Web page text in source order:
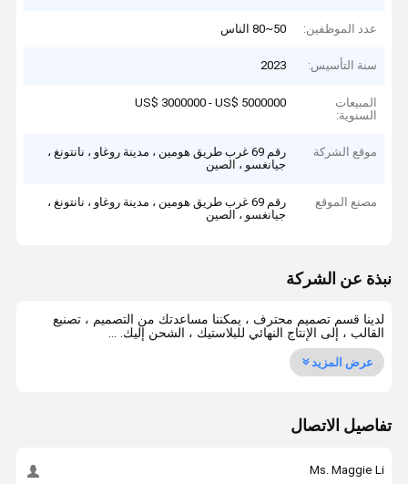
عدد الموظفين: 50~80 الناس
سنة التأسيس: 2023
المبيعات
السنوية:
US$ 3000000 - US$ 5000000
موقع الشركة
رقم 69 غرب طريق هومين ، مدينة روغاو ، نانتونغ ،
جيانغسو ، الصين
مصنع الموقع
رقم 69 غرب طريق هومين ، مدينة روغاو ، نانتونغ ،
جيانغسو ، الصين
نبذة عن الشركة
لدينا قسم تصميم محترف ، يمكننا مساعدتك من التصميم ، تصنيع
القالب ، إلى الإنتاج النهائي للبلاستيك ، الشحن إليك. ...
عرض المزيد
تفاصيل الاتصال
Ms. Maggie Li